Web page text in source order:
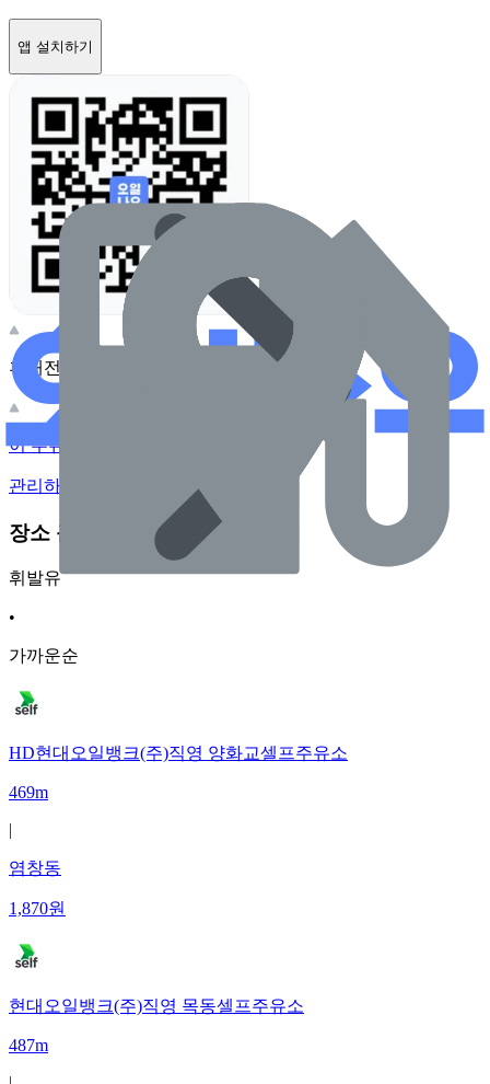
앱 설치하기
휴대전화 카메라로 찍어보세요
이 주유소의 사장님이신가요?
관리하기
장소 근처 주유소
휘발유
•
가까운순
HD현대오일뱅크(주)직영 양화교셀프주유소
469m
|
염창동
1,870원
현대오일뱅크(주)직영 목동셀프주유소
487m